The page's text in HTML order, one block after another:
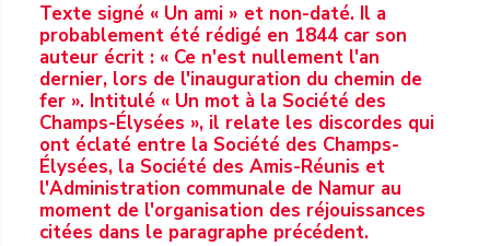
Texte signé « Un ami » et non-daté. Il a
probablement été rédigé en 1844 car son
auteur écrit : « Ce n'est nullement l'an
dernier, lors de l'inauguration du chemin de
fer ». Intitulé « Un mot à la Société des
Champs-Élysées », il relate les discordes qui
ont éclaté entre la Société des Champs-
Élysées, la Société des Amis-Réunis et
l'Administration communale de Namur au
moment de l'organisation des réjouissances
citées dans le paragraphe précédent.